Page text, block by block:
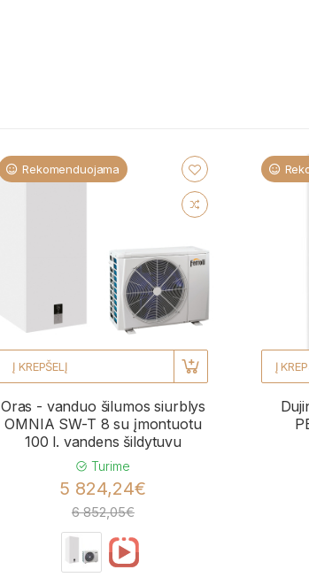
Rekomenduojama
Į KREPŠELĮ
Oras - vanduo šilumos siurblys
OMNIA SW-T 8 su įmontuotu
100 l. vandens šildytuvu
Turime
5 824,24€
6 852,05€
Į